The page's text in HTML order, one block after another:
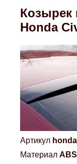
Козырек
Honda
Артикул
Материал
Mercedes-Benz
Mitsubishi
Opel
Renault
Toyota